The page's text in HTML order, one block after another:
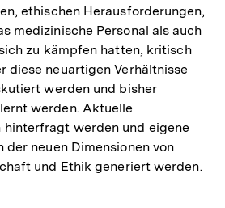
ethischen Herausforderungen,
medizinische Personal als auch
zu kämpfen hatten, kritisch
diese neuartigen Verhältnisse
werden und bisher
werden. Aktuelle
hinterfragt werden und eigene
der neuen Dimensionen von
und Ethik generiert werden.